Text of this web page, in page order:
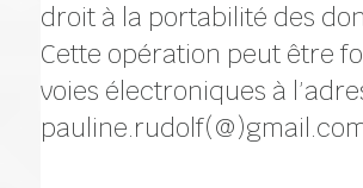
droit à la portabilité des
Cette opération peut être
voies électroniques à